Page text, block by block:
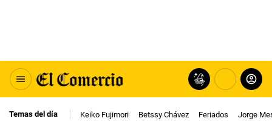
Temas del día Keiko Fujimori Betssy Chávez Feriados Jorge